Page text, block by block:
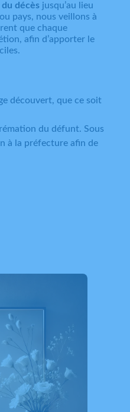
décès jusqu’au lieu
pays, nous veillons à
que chaque
afin d’apporter le
découvert, que ce soit
du défunt. Sous
à la préfecture afin de